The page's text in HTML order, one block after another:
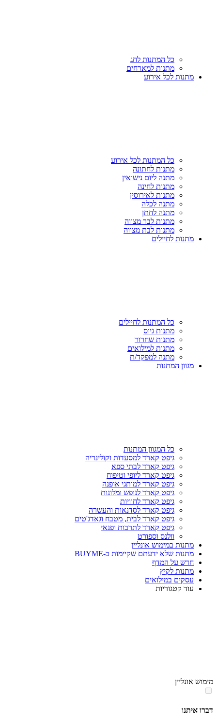
כל המתנות לחג
מתנות למארחים
מתנות לכל אירוע
כל המתנות לכל אירוע
מתנות לחתונה
מתנה ליום נישואין
מתנות לחינה
מתנות לאירוסין
מתנה לכלה
מתנה לחתן
מתנות לבר מצווה
מתנות לבת מצווה
מתנות לחיילים
כל המתנות לחיילים
מתנות גיוס
מתנות שחרור
מתנות למילואים
מתנה למפקד/ת
מגוון המתנות
כל המגוון המתנות
גיפט קארד למסעדות וקולינריה
גיפט קארד לבתי ספא
גיפט קארד ליופי וטיפוח
גיפט קארד למותגי אופנה
גיפט קארד לנופש ומלונות
גיפט קארד לחוויות
גיפט קארד לסדנאות והעשרה
גיפט קארד לבית, מטבח וגאדג'טים
גיפט קארד לתרבות ופנאי
וולנס וספורט
מתנות במימוש אונליין
מתנות שלא ידעתם שקיימות ב-BUYME
חדש על המדף
מתנות לקיץ
עסקים במילואים
עוד קטגוריות
אזור
מימוש אונליין
דברו איתנו